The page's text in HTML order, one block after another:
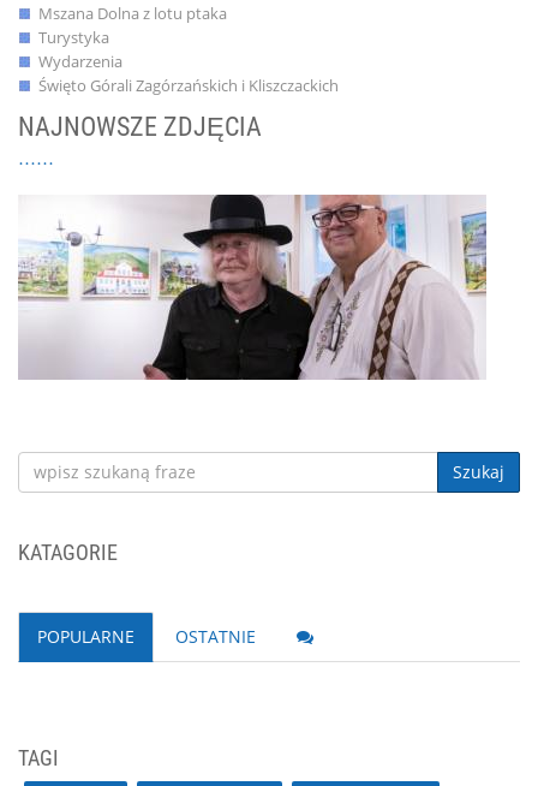
Mszana Dolna z lotu ptaka
Turystyka
Wydarzenia
Święto Górali Zagórzańskich i Kliszczackich
NAJNOWSZE ZDJĘCIA
Szukaj
KATAGORIE
POPULARNE OSTATNIE
TAGI